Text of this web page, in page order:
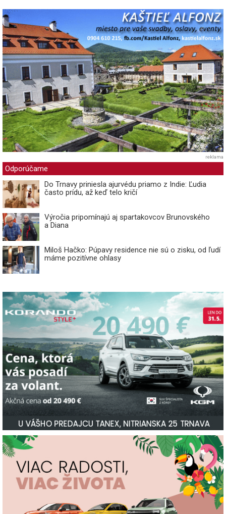
reklama
Odporúčame
Do Trnavy priniesla ajurvédu priamo z Indie: Ľudia
často prídu, až keď telo kričí
Výročia pripomínajú aj spartakovcov Brunovského
a Diana
Miloš Hačko: Púpavy residence nie sú o zisku, od ľudí
máme pozitívne ohlasy